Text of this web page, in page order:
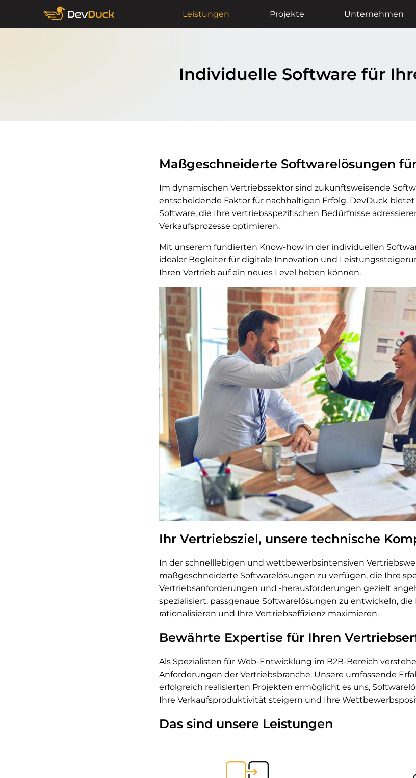
Leistungen Projekte Unternehmen
Individuelle Software für
Maßgeschneiderte Softwarelösungen
Im dynamischen Vertriebssektor sind zukunftsweisende
entscheidende Faktor für nachhaltigen Erfolg. DevDuck
Software, die Ihre vertriebsspezifischen Bedürfnisse
Verkaufsprozesse optimieren.
Mit unserem fundierten Know-how in der individuellen
idealer Begleiter für digitale Innovation und
Ihren Vertrieb auf ein neues Level heben können.
Ihr Vertriebsziel, unsere technische
In der schnelllebigen und wettbewerbsintensiven
maßgeschneiderte Softwarelösungen zu verfügen, die Ihre
Vertriebsanforderungen und -herausforderungen gezielt
spezialisiert, passgenaue Softwarelösungen zu entwickeln, die
rationalisieren und Ihre Vertriebseffizienz maximieren.
Bewährte Expertise für Ihren
Als Spezialisten für Web-Entwicklung im B2B-Bereich
Anforderungen der Vertriebsbranche. Unsere umfassende
erfolgreich realisierten Projekten ermöglicht es uns,
Ihre Verkaufsproduktivität steigern und Ihre
Das sind unsere Leistungen